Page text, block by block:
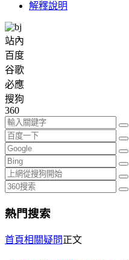
解釋說明
站內
百度
谷歌
必應
搜狗
360
熱門搜索
首頁相關疑問正文